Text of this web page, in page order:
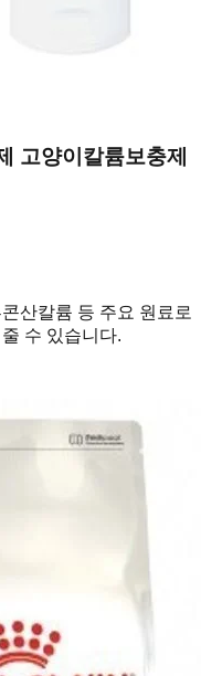
고양이칼륨보충제
산칼륨 등 주요 원료로
수 있습니다.